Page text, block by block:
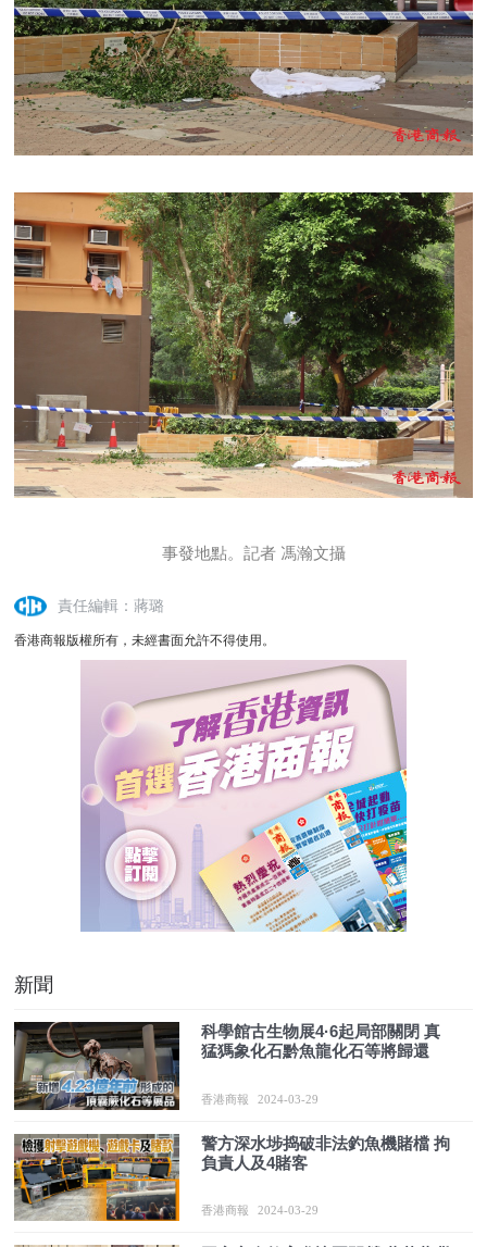
事發地點。記者 馮瀚文攝
責任編輯：蔣璐
香港商報版權所有，未經書面允許不得使用。
新聞
科學館古生物展4·6起局部關閉 真
猛獁象化石黔魚龍化石等將歸還
香港商報 2024-03-29
警方深水埗捣破非法釣魚機賭檔 拘
負責人及4賭客
香港商報 2024-03-29